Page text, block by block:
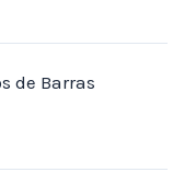
de Barras